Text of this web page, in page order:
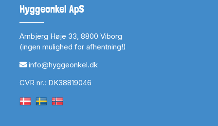
Hyggeonkel ApS
Arnbjerg Høje 33, 8800 Viborg
(ingen mulighed for afhentning!)
info@hyggeonkel.dk
CVR nr.: DK38819046